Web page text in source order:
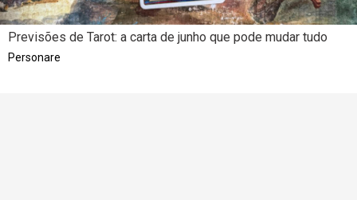
Previsões de Tarot: a carta de junho que pode mudar tudo
Personare